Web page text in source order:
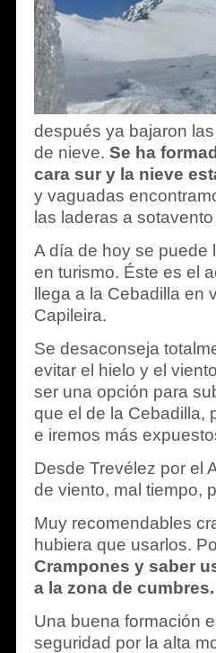
después ya bajaron
de nieve. Se ha
cara sur y la nieve
y vaguadas
las laderas a
A día de hoy se puede
en turismo. Éste es el
llega a la Cebadilla
Capileira.
Se desaconseja
evitar el hielo y el
ser una opción para
que el de la Cebadilla,
e iremos más
Desde Trevélez por el
de viento, mal tiempo,
Muy recomendables
hubiera que usarlos.
Crampones y saber
a la zona de cumbres.
Una buena formación
seguridad por la alta